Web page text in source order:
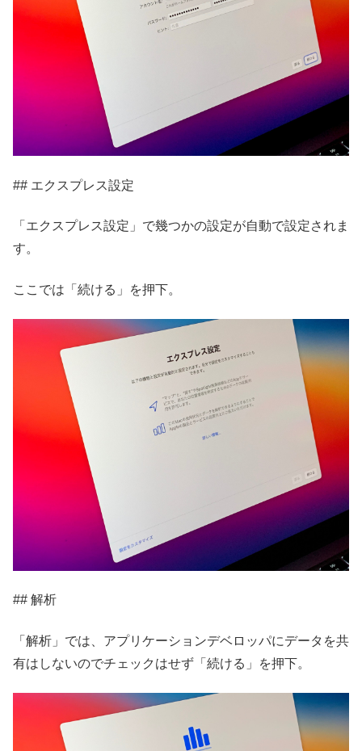
## エクスプレス設定
「エクスプレス設定」で幾つかの設定が自動で設定されま
す。
ここでは「続ける」を押下。
## 解析
「解析」では、アプリケーションデベロッパにデータを共
有はしないのでチェックはせず「続ける」を押下。